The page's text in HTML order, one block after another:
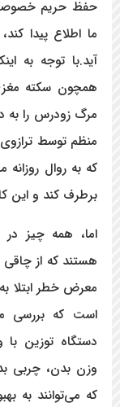
حفظ حریم
ما اطلاع پیدا
آید.با توجه به
مرگ زودرس را به
منظم توسط
که به روال
برطرف کند و این
اما، همه چیز
هستند که از چاقی
معرض خطر ابتلا
است که بررسی
دستگاه توزین
که می‌توانند به